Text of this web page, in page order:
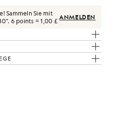
Sammeln Sie mit
“. 6 points = 1,00 £ ANMELDEN